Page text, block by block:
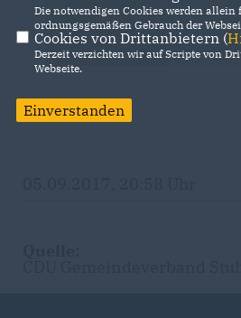
Die notwendigen Cookies werden allein
ordnungsgemäßen Gebrauch der
Cookies von Drittanbietern (
Derzeit verzichten wir auf Scripte von
Webseite.
Einverstanden